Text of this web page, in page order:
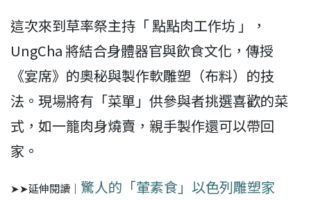
這次來到草率祭主持「 點點肉工作坊 」，
UngCha 將結合身體器官與飲食文化，傳授
《宴席》的奧秘與製作軟雕塑（布料）的技
法。現場將有「菜單」供參與者挑選喜歡的菜
式，如一籠肉身燒賣，親手製作還可以帶回
家。
➤➤延伸閱讀｜ 驚人的「葷素食」以色列雕塑家